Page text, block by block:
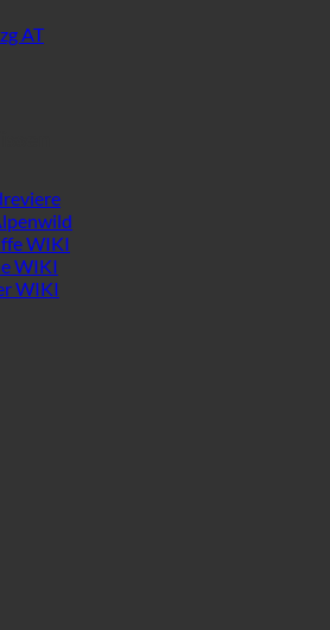
AT
WIKI
WIKI
WIKI